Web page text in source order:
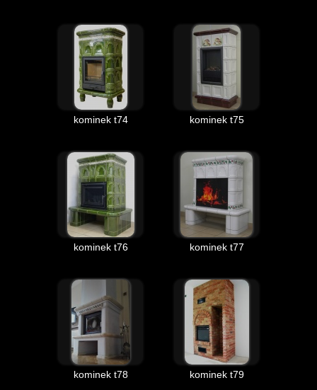
kominek t74 kominek t75
kominek t76 kominek t77
kominek t78 kominek t79